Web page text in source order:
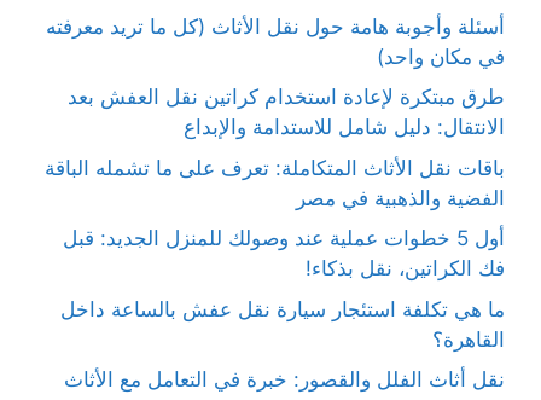
أسئلة وأجوبة هامة حول نقل الأثاث (كل ما تريد معرفته
في مكان واحد)
طرق مبتكرة لإعادة استخدام كراتين نقل العفش بعد
الانتقال: دليل شامل للاستدامة والإبداع
باقات نقل الأثاث المتكاملة: تعرف على ما تشمله الباقة
الفضية والذهبية في مصر
أول 5 خطوات عملية عند وصولك للمنزل الجديد: قبل
فك الكراتين، نقل بذكاء!
ما هي تكلفة استئجار سيارة نقل عفش بالساعة داخل
القاهرة؟
نقل أثاث الفلل والقصور: خبرة في التعامل مع الأثاث